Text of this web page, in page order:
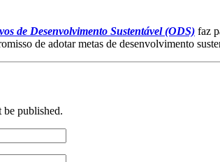
de Desenvolvimento Sustentável (ODS) faz
de adotar metas de desenvolvimento
published.